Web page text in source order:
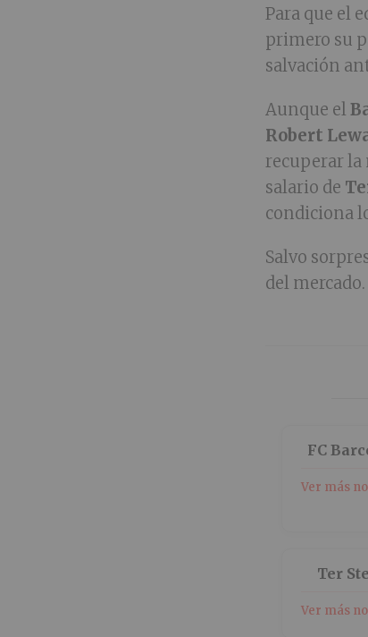
Para que el
primero su
salvación
Aunque el
Robert
recuperar la
salario de
condiciona
Salvo
del mercado.
FC
Ver más
Ter
Ver más